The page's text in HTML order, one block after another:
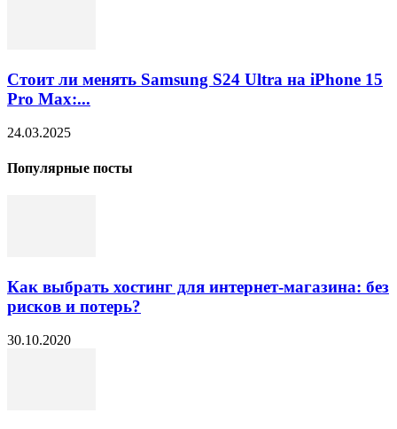
Стоит ли менять Samsung S24 Ultra на iPhone 15
Pro Max:...
24.03.2025
Популярные посты
Как выбрать хостинг для интернет-магазина: без
рисков и потерь?
30.10.2020